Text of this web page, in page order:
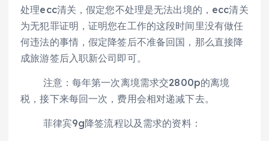
处理ecc清关，假定您不处理是无法出境的，ecc清关
为无犯罪证明，证明您在工作的这段时间里没有做任
何违法的事情，假定降签后不准备回国，那么直接降
成旅游签后入职新公司即可。
注意：每年第一次离境需求交2800p的离境
税，接下来每回一次，费用会相对递减下去。
菲律宾9g降签流程以及需求的资料：